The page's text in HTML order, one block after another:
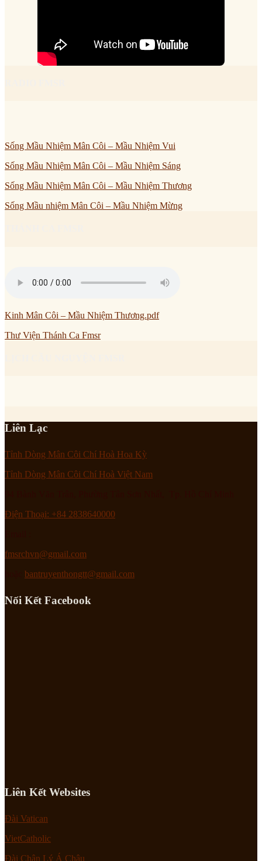
Sống Mầu Nhiệm Mân Côi – Mầu Nhiệm Vui
Sống Mầu Nhiệm Mân Côi – Mầu Nhiệm Sáng
Sống Mầu Nhiệm Mân Côi – Mầu Nhiệm Thương
Sống Mầu nhiệm Mân Côi – Mầu Nhiệm Mừng
Kinh Mân Côi – Mầu Nhiệm Thương.pdf
Thư Viện Thánh Ca Fmsr
Liên Lạc
Tỉnh Dòng Mân Côi Chí Hoà Hoa Kỳ
Tỉnh Dòng Mân Côi Chí Hoà Việt Nam
Điện Thoại: +84 2838640000
fmsrchvn@gmail.com
bantruyenthongtt@gmail.com
Nối Kết Facebook
Liên Kết Websites
Đài Vatican
VietCatholic
Đài Chân Lý Á Châu